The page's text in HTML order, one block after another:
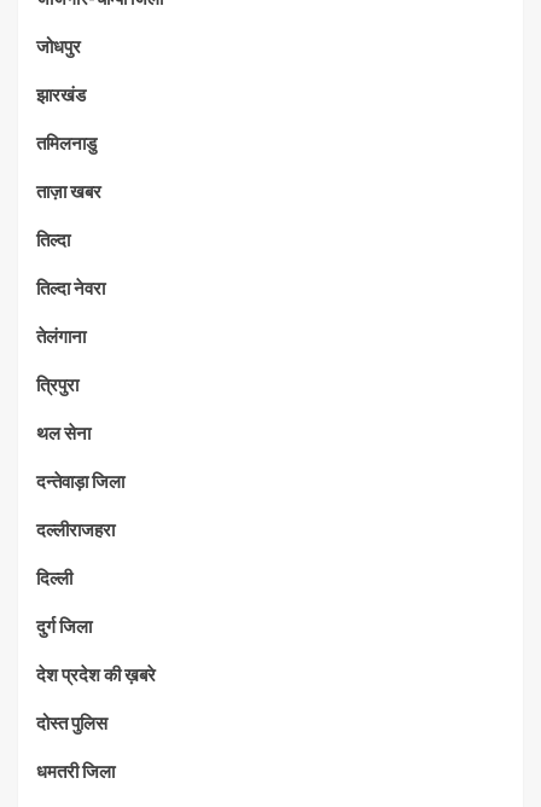
जोधपुर
झारखंड
तमिलनाडु
ताज़ा खबर
तिल्दा
तिल्दा नेवरा
तेलंगाना
त्रिपुरा
थल सेना
दन्तेवाड़ा जिला
दल्लीराजहरा
दिल्ली
दुर्ग जिला
देश प्रदेश की ख़बरे
दोस्त पुलिस
धमतरी जिला